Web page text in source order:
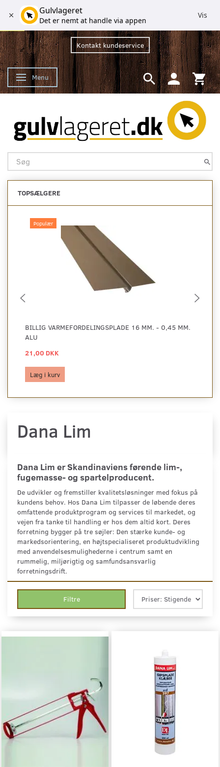
Kontakt kundeservice
Skifte navigation
Menu
TOPSÆLGERE
Populær
BILLIG VARMEFORDELINGSPLADE 16 MM. - 0,45 MM.
ALU
21,00 DKK
Læg i kurv
Dana Lim
Dana Lim er Skandinaviens førende lim-,
fugemasse- og spartelproducent.
De udvikler og fremstiller kvalitetsløsninger med fokus på
kundens behov. Hos Dana Lim tilpasser de løbende deres
omfattende produktprogram og services til markedet, og
vejen fra tanke til handling er hos dem altid kort. Deres
forretning bygger på tre søjler: Den stærke kunde- og
markedsorientering, en højtspecialiseret produktudvikling
med anvendelsesmulighederne i centrum samt en
rummelig, miljørigtig og samfundsansvarlig
forretningsdrift.
Filtre
Gulvlageret
Det er nemt at handle via appen
Vis